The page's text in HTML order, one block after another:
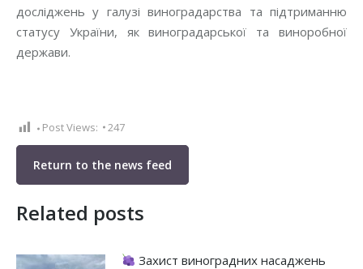
досліджень у галузі виноградарства та підтриманню
статусу України, як виноградарської та виноробної
держави.
Post Views: 247
Return to the news feed
Related posts
Захист виноградних насаджень